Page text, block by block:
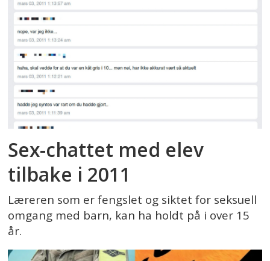
Sex-chattet med elev
tilbake i 2011
Læreren som er fengslet og siktet for seksuell
omgang med barn, kan ha holdt på i over 15
år.